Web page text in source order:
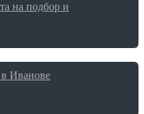
на подбор и
Иванове